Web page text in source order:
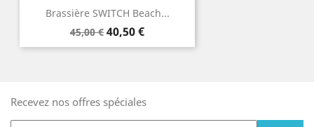
Brassière SWITCH Beach...
Prix
de
45,00 € Prix
40,50 €
Recevez nos offres spéciales